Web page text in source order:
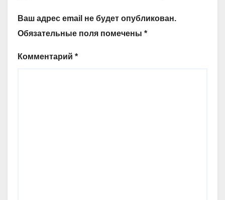
Ваш адрес email не будет опубликован.
Обязательные поля помечены *
Комментарий *